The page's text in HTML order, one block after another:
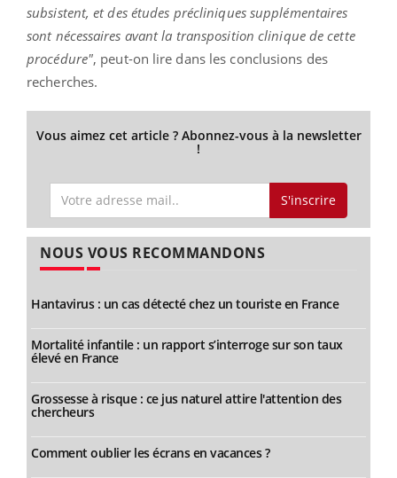
subsistent, et des études précliniques supplémentaires
sont nécessaires avant la transposition clinique de cette
procédure", peut-on lire dans les conclusions des
recherches.
Vous aimez cet article ? Abonnez-vous à la newsletter
!
S'inscrire
NOUS VOUS RECOMMANDONS
Hantavirus : un cas détecté chez un touriste en France
Mortalité infantile : un rapport s’interroge sur son taux
élevé en France
Grossesse à risque : ce jus naturel attire l'attention des
chercheurs
Comment oublier les écrans en vacances ?